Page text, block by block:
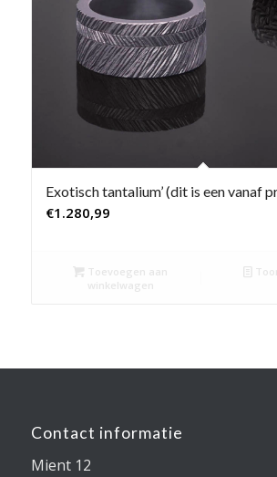
Exotisch tantalium’ (dit is een vanaf
€1.280,99
Toevoegen aan
winkelwagen
Contact informatie
Mient 12